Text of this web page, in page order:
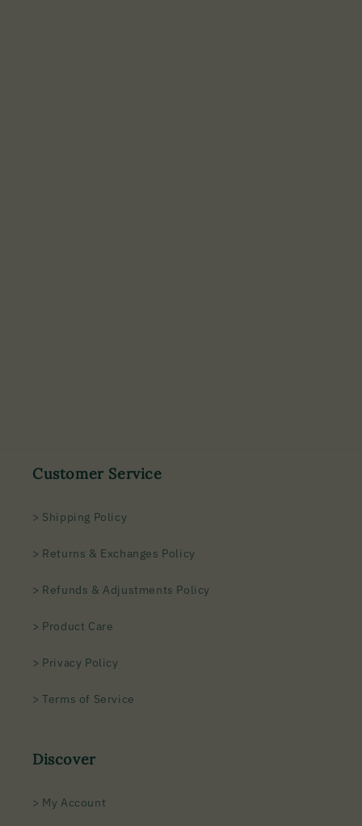
Customer Service
> Shipping Policy
> Returns & Exchanges Policy
> Refunds & Adjustments Policy
> Product Care
> Privacy Policy
> Terms of Service
Discover
> My Account